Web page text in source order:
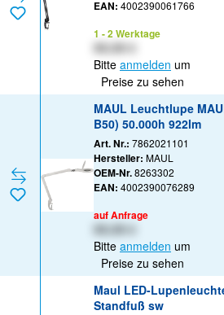
EAN: 4002390061766
1 - 2 Werktage
Bitte anmelden um
Preise zu sehen
MAUL Leuchtlupe
B50) 50.000h 922lm
Art. Nr.: 7862021101
Hersteller: MAUL
OEM-Nr.8263302
EAN: 4002390076289
auf Anfrage
Bitte anmelden um
Preise zu sehen
Maul LED-
Standfuß sw